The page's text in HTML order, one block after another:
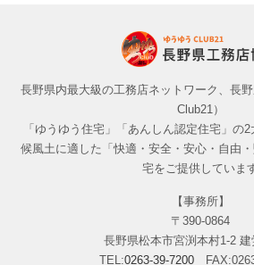
長野県内最大級の工務店ネットワーク、長
Club21）
「ゆうゆう住宅」「あんしん認定住宅」の
候風土に適した「快適・安全・安心・自由
宅をご提供していま
【事務所】
〒390-0864
長野県松本市宮渕本村1-2
TEL:0263-39-7200